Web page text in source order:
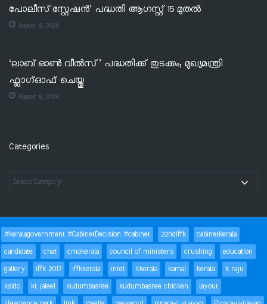
പോലീസ് സ്റ്റേഷൻ’ പദ്ധതി ആഗസ്റ്റ് 15 മുതൽ
August 6, 2026
‘ലാബ് ഓൺ വീൽസ്’ പദ്ധതിക്ക് തുടക്കം; മുഖ്യമന്ത്രി
ഫ്ലാഗ്ഓഫ് ചെയ്തു
August 6, 2026
Categories
#keralagovernment #CabinetDecision #cabinet 22ndiffk
cabinetkerala
candidate
chat cmokerala council of ministers crushing
education
gallery
iffk 2017 iffkkerala intel itkerala kamal kerala
k raju
ksidc
kt jaleel kudumbasree kudumbasree chicken
layout